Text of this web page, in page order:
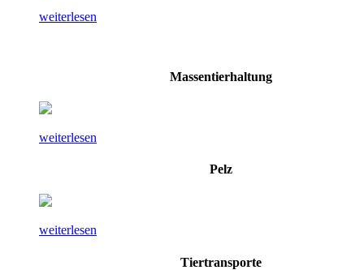
weiterlesen
Massentierhaltung
weiterlesen
Pelz
weiterlesen
Tiertransporte